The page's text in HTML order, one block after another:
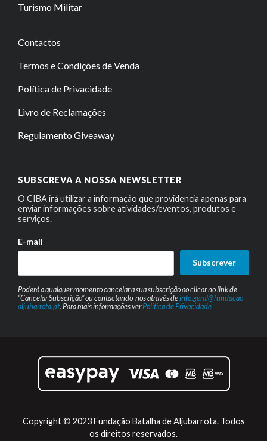
Turismo Militar
Contactos
Termos e Condições de Venda
Política de Privacidade
Livro de Reclamações
Regulamento Giveaway
SUBSCREVA A NOSSA NEWSLETTER
O CIBA irá utilizar a informação que providencia apenas para
enviar informações sobre atividades/eventos, produtos e
serviços.
E-mail
Subscrever
Poderá a qualquer momento cancelar a sua subscrição ao clicar no link de
“Cancelar Subscrição” ou contactando-nos através deinfo.geral@fundacao-
aljubarrota.pt. Para mais informações verPolítica de Privacidade
Copyright © 2023 Fundação Batalha de Aljubarrota. Todos
os direitos reservados.